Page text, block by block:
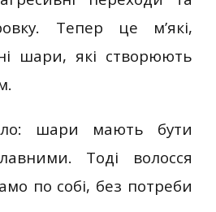
Тепер це м’які,
шари, які створюють
шари мають бути
Тоді волосся
по собі, без потреби